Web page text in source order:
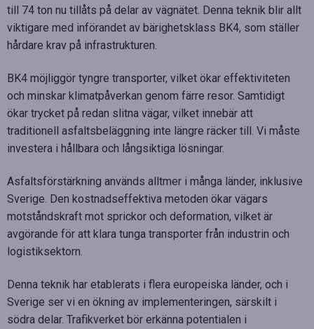
till 74 ton nu tillåts på delar av vägnätet. Denna teknik blir allt
viktigare med införandet av bärighetsklass BK4, som ställer
hårdare krav på infrastrukturen.
BK4 möjliggör tyngre transporter, vilket ökar effektiviteten
och minskar klimatpåverkan genom färre resor. Samtidigt
ökar trycket på redan slitna vägar, vilket innebär att
traditionell asfaltsbeläggning inte längre räcker till. Vi måste
investera i hållbara och långsiktiga lösningar.
Asfaltsförstärkning används alltmer i många länder, inklusive
Sverige. Den kostnadseffektiva metoden ökar vägars
motståndskraft mot sprickor och deformation, vilket är
avgörande för att klara tunga transporter från industrin och
logistiksektorn.
Denna teknik har etablerats i flera europeiska länder, och i
Sverige ser vi en ökning av implementeringen, särskilt i
södra delar. Trafikverket bör erkänna potentialen i